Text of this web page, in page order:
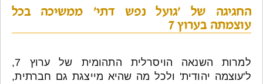
החגיגה של 'גועל נפש דתי' ממשיכה בכל
עוצמתה בערוץ 7
למרות השנאה הויסרלית התהומית של ערוץ 7,
ל'עוצמה יהודית' ולכל מה שהיא מייצגת גם חברתית,